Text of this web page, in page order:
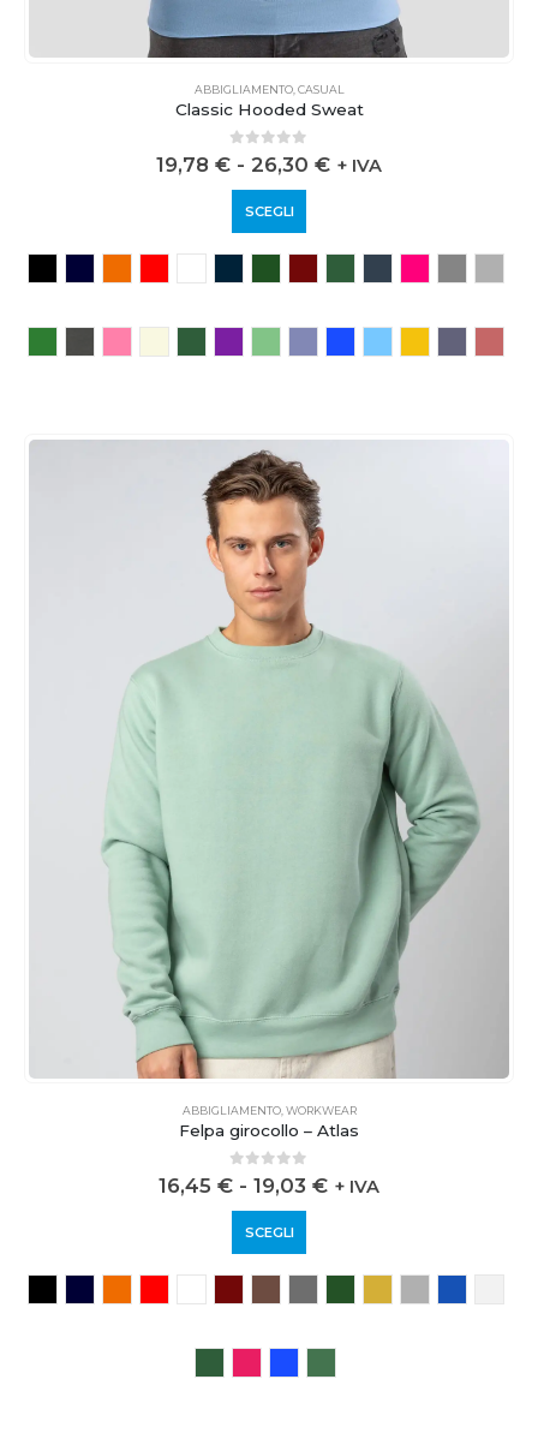
ABBIGLIAMENTO,CASUAL
Classic Hooded Sweat
0 out of 5
19,78 € - 26,30 € + IVA
SCEGLI
ABBIGLIAMENTO,WORKWEAR
Felpa girocollo – Atlas
0 out of 5
16,45 € - 19,03 € + IVA
SCEGLI